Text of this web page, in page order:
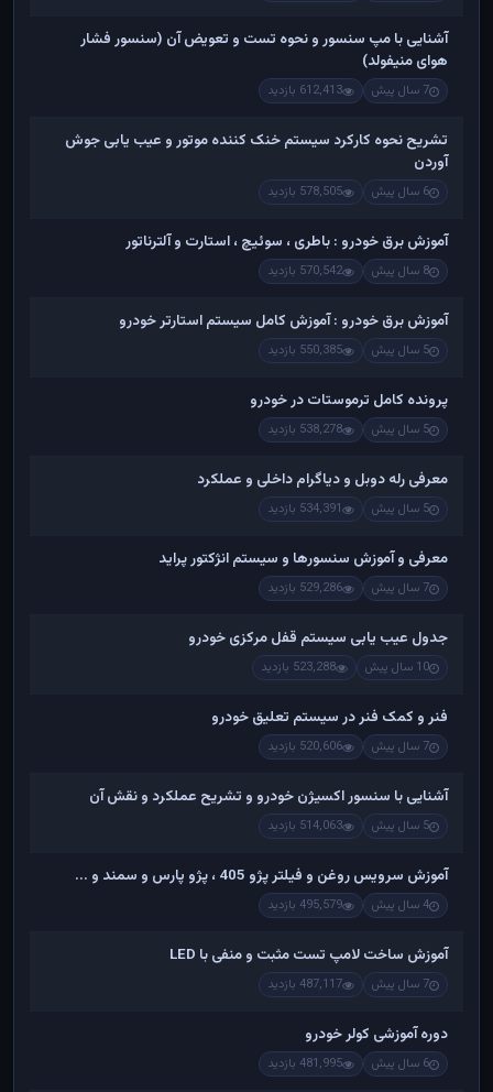
آشنایی با مپ سنسور و نحوه تست و تعویض آن (سنسور فشار
هوای منیفولد)
7 سال پیش 612,413 بازدید
تشریح نحوه کارکرد سیستم خنک کننده موتور و عیب یابی جوش
آوردن
6 سال پیش 578,505 بازدید
آموزش برق خودرو : باطری ، سوئیچ ، استارت و آلترناتور
8 سال پیش 570,542 بازدید
آموزش برق خودرو : آموزش کامل سیستم استارتر خودرو
5 سال پیش 550,385 بازدید
پرونده کامل ترموستات در خودرو
5 سال پیش 538,278 بازدید
معرفی رله دوبل و دیاگرام داخلی و عملکرد
5 سال پیش 534,391 بازدید
معرفی و آموزش سنسورها و سیستم انژکتور پراید
7 سال پیش 529,286 بازدید
جدول عیب یابی سیستم قفل مرکزی خودرو
10 سال پیش 523,288 بازدید
فنر و کمک فنر در سیستم تعلیق خودرو
7 سال پیش 520,606 بازدید
آشنایی با سنسور اکسیژن خودرو و تشریح عملکرد و نقش آن
5 سال پیش 514,063 بازدید
آموزش سرویس روغن و فیلتر پژو 405 ، پژو پارس و سمند و ...
4 سال پیش 495,579 بازدید
آموزش ساخت لامپ تست مثبت و منفی با LED
7 سال پیش 487,117 بازدید
دوره آموزشی کولر خودرو
6 سال پیش 481,995 بازدید